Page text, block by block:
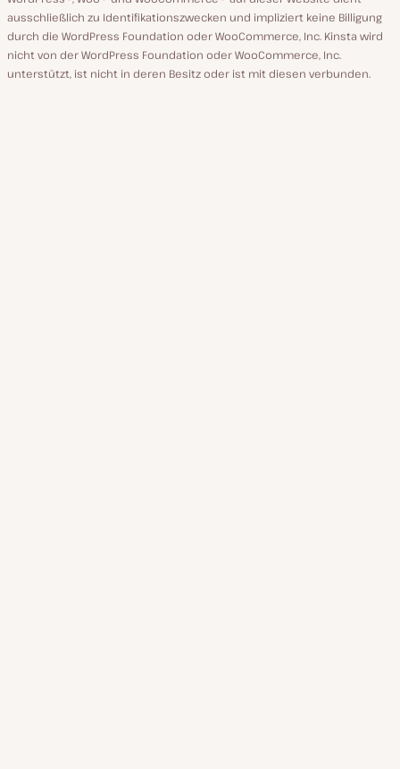
ausschließlich zu Identifikationszwecken und impliziert keine Billigung
durch die WordPress Foundation oder WooCommerce, Inc. Kinsta wird
nicht von der WordPress Foundation oder WooCommerce, Inc.
unterstützt, ist nicht in deren Besitz oder ist mit diesen verbunden.